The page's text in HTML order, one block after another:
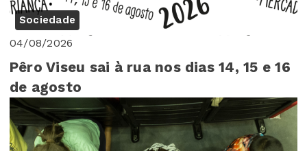
Sociedade
04/08/2026
Pêro Viseu sai à rua nos dias 14, 15 e 16
de agosto